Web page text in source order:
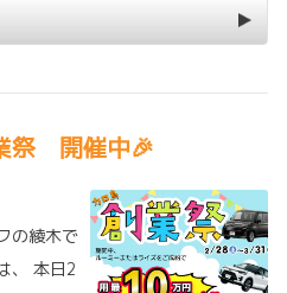
祭 開催中🎉
の綾木で
、 本日2